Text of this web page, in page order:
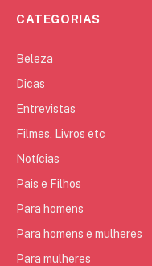
CATEGORIAS
Beleza
Dicas
Entrevistas
Filmes, Livros etc
Notícias
Pais e Filhos
Para homens
Para homens e mulheres
Para mulheres